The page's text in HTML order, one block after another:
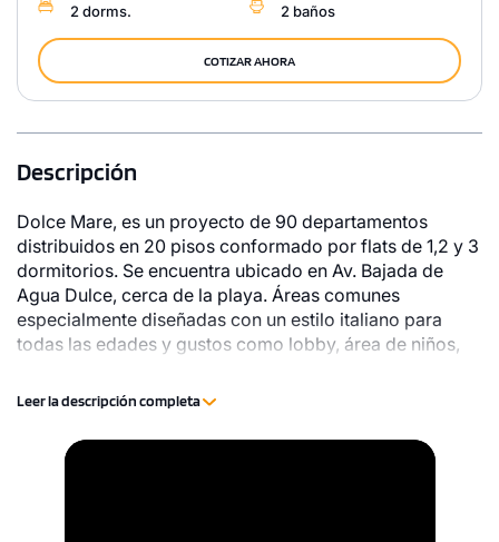
2 dorms. 2 baños
COTIZAR AHORA
Descripción
Dolce Mare, es un proyecto de 90 departamentos
distribuidos en 20 pisos conformado por flats de 1,2 y 3
dormitorios. Se encuentra ubicado en Av. Bajada de
Agua Dulce, cerca de la playa. Áreas comunes
especialmente diseñadas con un estilo italiano para
todas las edades y gustos como lobby, área de niños,
gimnasio entre otras.
Leer la descripción completa
Video